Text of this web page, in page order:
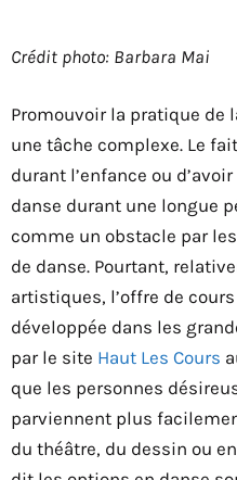
Crédit photo: Barbara Mai
Promouvoir la pratique de
une tâche complexe. Le
durant l’enfance ou
danse durant une longue
comme un obstacle par
de danse. Pourtant,
artistiques, l’offre de
développée dans les
par le site Haut Les Cours
que les personnes
parviennent plus
du théâtre, du dessin ou